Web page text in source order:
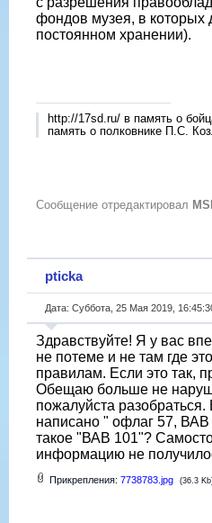
фондов музея, в которых
постоянном хранении).
http://17sd.ru/ в память о
память о полковнике П.С.
Сообщение отредактировал
pticka
Дата: Суббота, 25 Мая 2019,
Здравствуйте! Я у вас
не потеме и не там где
правилам. Если это так,
Обещаю больше не
пожалуйста разобраться.
написано " офлаг 57,
такое "ВАВ 101"?
информацию не
Прикрепления: 7738783.jpg (36.3